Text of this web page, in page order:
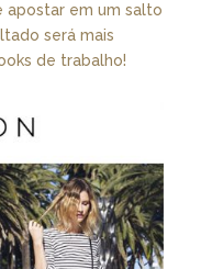
apostar em um salto
será mais
de trabalho!